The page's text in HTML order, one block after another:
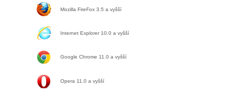
Mozilla FireFox 3.5 a vyšší
Internet Explorer 10.0 a vyšší
Google Chrome 11.0 a vyšší
Opera 11.0 a vyšší